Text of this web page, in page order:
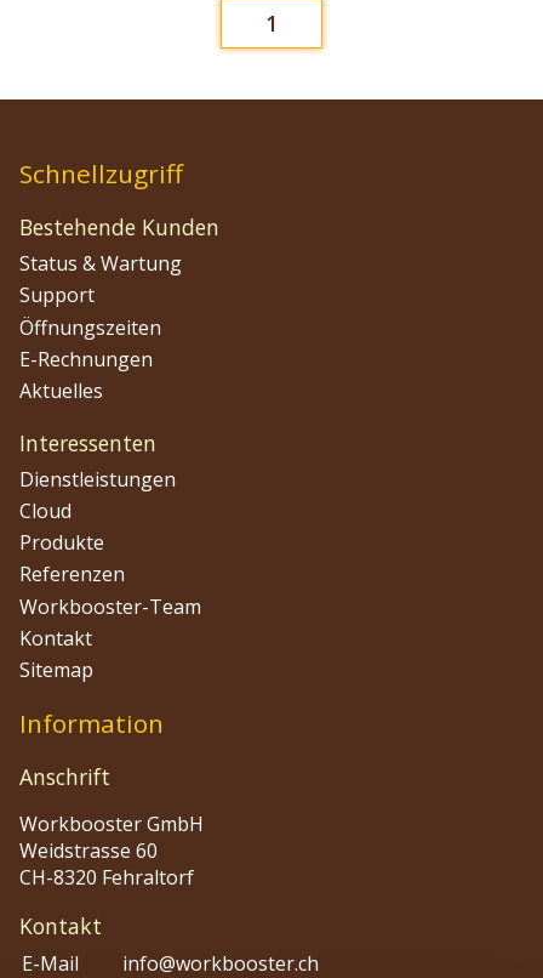
1
Schnellzugriff
Bestehende Kunden
Status & Wartung
Support
Öffnungszeiten
E-Rechnungen
Aktuelles
Interessenten
Dienstleistungen
Cloud
Produkte
Referenzen
Workbooster-Team
Kontakt
Sitemap
Information
Anschrift
Workbooster GmbH
Weidstrasse 60
CH-8320 Fehraltorf
Kontakt
E-Mail info@workbooster.ch